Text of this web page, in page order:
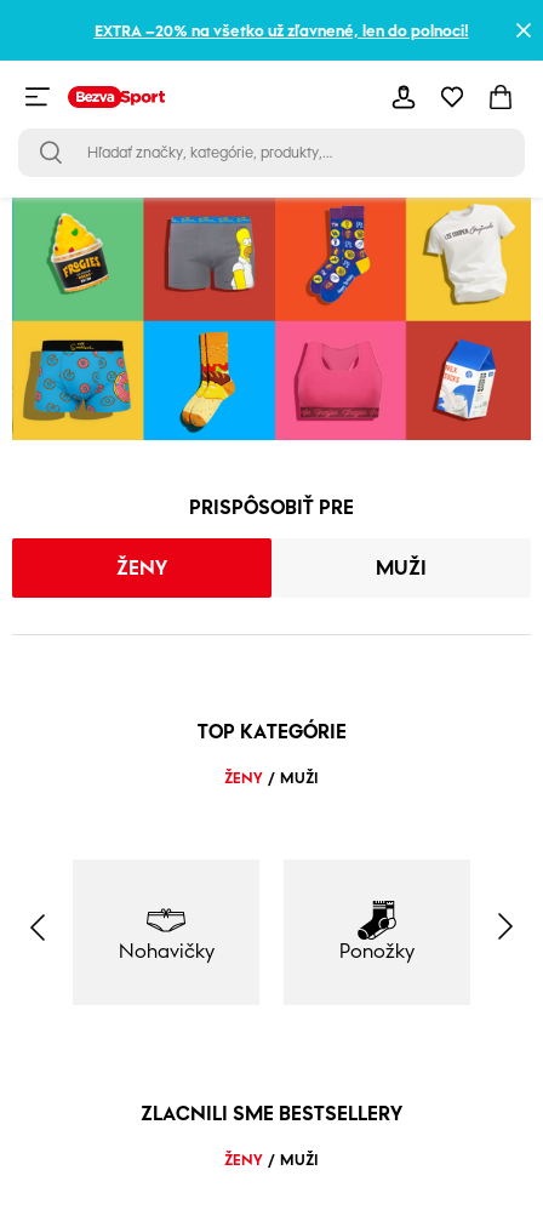
EXTRA –20% na všetko už zľavnené, len do polnoci!
PRISPÔSOBIŤ PRE
ŽENY MUŽI
TOP KATEGÓRIE
ŽENY / MUŽI
Nohavičky Ponožky
ZLACNILI SME BESTSELLERY
ŽENY / MUŽI